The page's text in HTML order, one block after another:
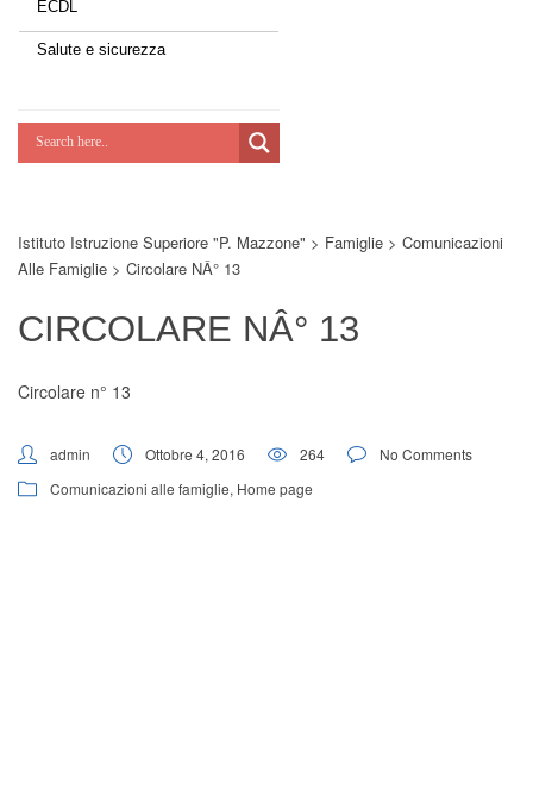
Lab Green
Potenziamoci
ECDL
Salute e sicurezza
Istituto Istruzione Superiore "P. Mazzone" > Famiglie > Comunicazioni
Alle Famiglie > Circolare NÂ° 13
CIRCOLARE NÂ° 13
Circolare n° 13
admin Ottobre 4, 2016 264
No Comments
Comunicazioni alle famiglie, Home page